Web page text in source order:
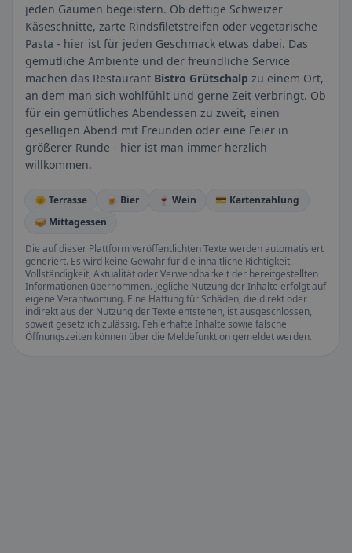
jeden Gaumen begeistern. Ob deftige Schweizer
Käseschnitte, zarte Rindsfiletstreifen oder vegetarische
Pasta - hier ist für jeden Geschmack etwas dabei. Das
gemütliche Ambiente und der freundliche Service
machen das Restaurant Bistro Grütschalp zu einem Ort,
an dem man sich wohlfühlt und gerne Zeit verbringt. Ob
für ein gemütliches Abendessen zu zweit, einen
geselligen Abend mit Freunden oder eine Feier in
größerer Runde - hier ist man immer herzlich
willkommen.
🌞 Terrasse 🍺 Bier 🍷 Wein
💳 Kartenzahlung
🥪 Mittagessen
Die auf dieser Plattform veröffentlichten Texte werden automatisiert
generiert. Es wird keine Gewähr für die inhaltliche Richtigkeit,
Vollständigkeit, Aktualität oder Verwendbarkeit der bereitgestellten
Informationen übernommen. Jegliche Nutzung der Inhalte erfolgt auf
eigene Verantwortung. Eine Haftung für Schäden, die direkt oder
indirekt aus der Nutzung der Texte entstehen, ist ausgeschlossen,
soweit gesetzlich zulässig. Fehlerhafte Inhalte sowie falsche
Öffnungszeiten können über die Meldefunktion gemeldet werden.